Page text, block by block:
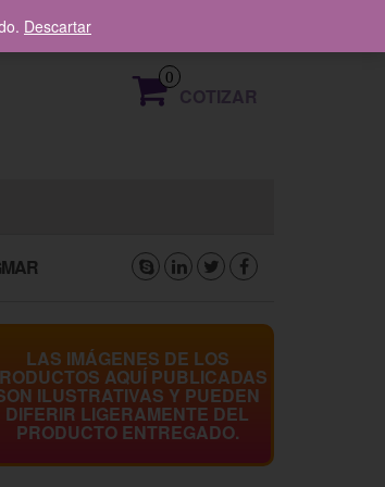
0
COTIZAR
LAS IMÁGENES DE LOS
AQUÍ PUBLICADAS
ILUSTRATIVAS Y PUEDEN
DIFERIR LIGERAMENTE DEL
PRODUCTO ENTREGADO.
Descartar